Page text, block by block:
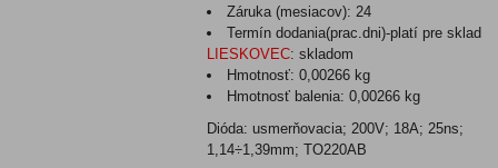
Záruka (mesiacov): 24
Termín dodania(prac.dni)-platí pre sklad
LIESKOVEC: skladom
Hmotnosť:0,00266 kg
Hmotnosť balenia:0,00266 kg
Dióda: usmerňovacia; 200V; 18A; 25ns;
1,14÷1,39mm; TO220AB